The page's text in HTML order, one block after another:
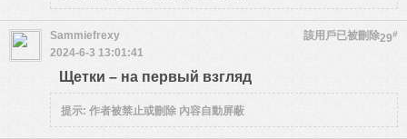
29#
Sammiefrexy
該用戶已被刪除
2024-6-3 13:01:41
Щетки – на первый взгляд
提示: 作者被禁止或刪除 內容自動屏蔽